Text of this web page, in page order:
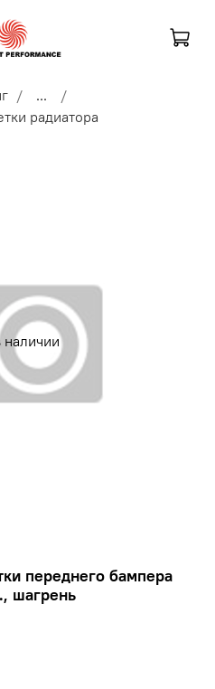
...
радиатора
наличии
переднего бампера
шагрень